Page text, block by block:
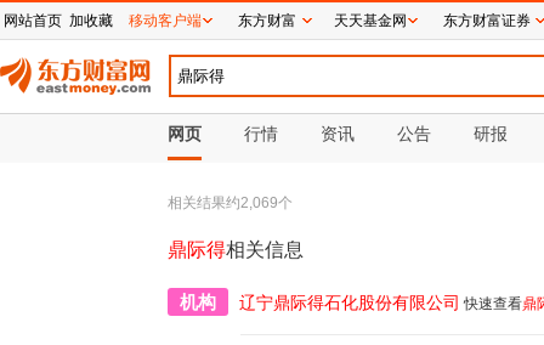
网页 行情 资讯 公告 研报
相关结果约2,069个
鼎际得相关信息
机构 辽宁鼎际得石化股份有限公司 快速查看鼎
网站首页 加收藏 移动客户端 东方财富 天天基金网 东方财富证券